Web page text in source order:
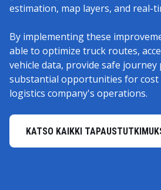
estimation, map layers, and real-
By implementing these
able to optimize truck routes,
vehicle data, provide safe
substantial opportunities for cost
logistics company's operations.
KATSO KAIKKI